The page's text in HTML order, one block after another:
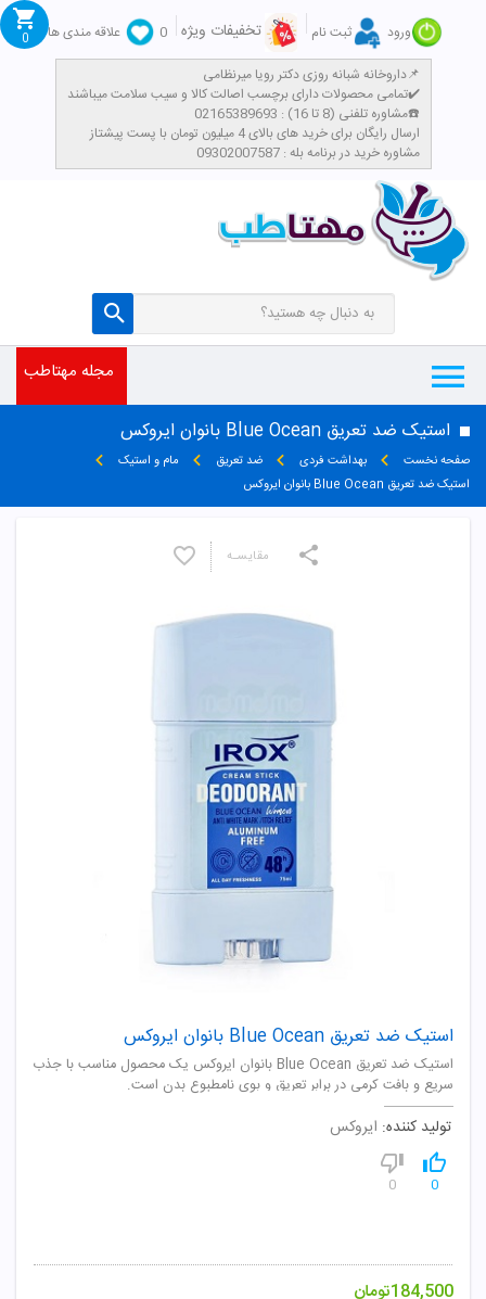
ورود ثبت نام تخفیفات ویژه 0
علاقه مندی ها
داروخانه شبانه روزی دکتر رویا میرنظامی📌
تمامی محصولات دارای برچسب اصالت کالا و سیب سلامت میباشند✔️
مشاوره تلفنی (8 تا 16) : 02165389693☎️
​ارسال رایگان برای خرید های بالای 4 میلیون تومان با پست پیشتاز
مشاوره خرید در برنامه بله : 09302007587
0
مجله مهتاطب
استیک ضد تعریق Blue Ocean بانوان ایروکس
صفحه نخست بهداشت فردی ضد تعریق
مام و استیک
استیک ضد تعریق Blue Ocean بانوان ایروکس
استیک ضد تعریق Blue Ocean بانوان ایروکس
استیک ضد تعریق Blue Ocean بانوان ایروکس یک محصول مناسب با جذب
سریع و بافت کرمی در برابر تعریق و بوی نامطبوع بدن است.
تولید کننده: ایروکس
0
0
184,500تومان
مقایسـه